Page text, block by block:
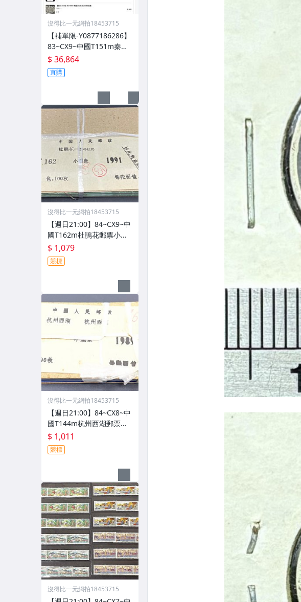
沒得比一元網拍18453715
【補單限-Y0877186286】
83~CX9~中國T151m秦始
皇陵銅車馬郵票小型張*等
如圖
$ 36,864
直購
沒得比一元網拍18453715
【週日21:00】84~CX9~中
國T162m杜鵑花郵票小型
張*100枚原封, 原外包塑膠
袋已更換, 如圖
$ 1,079
競標
沒得比一元網拍18453715
【週日21:00】84~CX8~中
國T144m杭州西湖郵票小
型張*100枚原封, 原外包塑
膠袋已更換, 如圖
$ 1,011
競標
沒得比一元網拍18453715